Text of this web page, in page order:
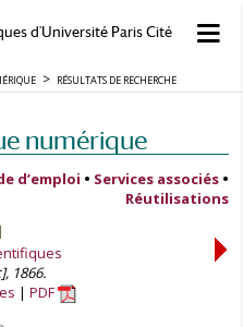
d'Université Paris Cité
RÉSULTATS DE RECHERCHE
numérique
d’emploi • Services associés •
Réutilisations
1866.
PDF